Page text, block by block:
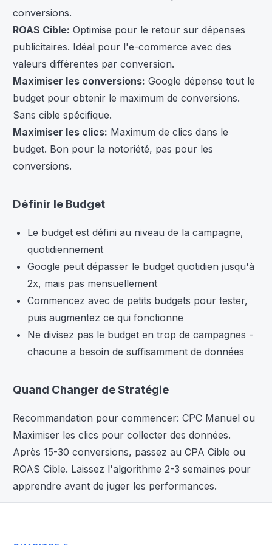
conversions.
ROAS Cible: Optimise pour le retour sur dépenses
publicitaires. Idéal pour l'e-commerce avec des
valeurs différentes par conversion.
Maximiser les conversions: Google dépense tout le
budget pour obtenir le maximum de conversions.
Sans cible spécifique.
Maximiser les clics: Maximum de clics dans le
budget. Bon pour la notoriété, pas pour les
conversions.
Définir le Budget
Le budget est défini au niveau de la campagne,
quotidiennement
Google peut dépasser le budget quotidien jusqu'à
2x, mais pas mensuellement
Commencez avec de petits budgets pour tester,
puis augmentez ce qui fonctionne
Ne divisez pas le budget en trop de campagnes -
chacune a besoin de suffisamment de données
Quand Changer de Stratégie
Recommandation pour commencer: CPC Manuel ou
Maximiser les clics pour collecter des données.
Après 15-30 conversions, passez au CPA Cible ou
ROAS Cible. Laissez l'algorithme 2-3 semaines pour
apprendre avant de juger les performances.